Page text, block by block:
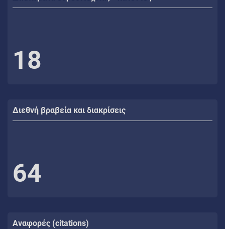
18
Διεθνή βραβεία και διακρίσεις
64
Αναφορές (citations)